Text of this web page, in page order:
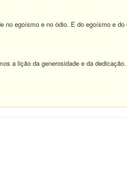
egoísmo e no ódio. E do egoísmo e
a lição da generosidade e da dedicação.